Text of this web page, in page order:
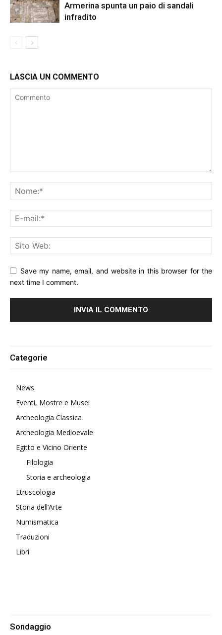
Armerina spunta un paio di sandali
infradito
LASCIA UN COMMENTO
Save my name, email, and website in this browser for the
next time I comment.
Categorie
News
Eventi, Mostre e Musei
Archeologia Classica
Archeologia Medioevale
Egitto e Vicino Oriente
Filologia
Storia e archeologia
Etruscologia
Storia dell’Arte
Numismatica
Traduzioni
Libri
Sondaggio